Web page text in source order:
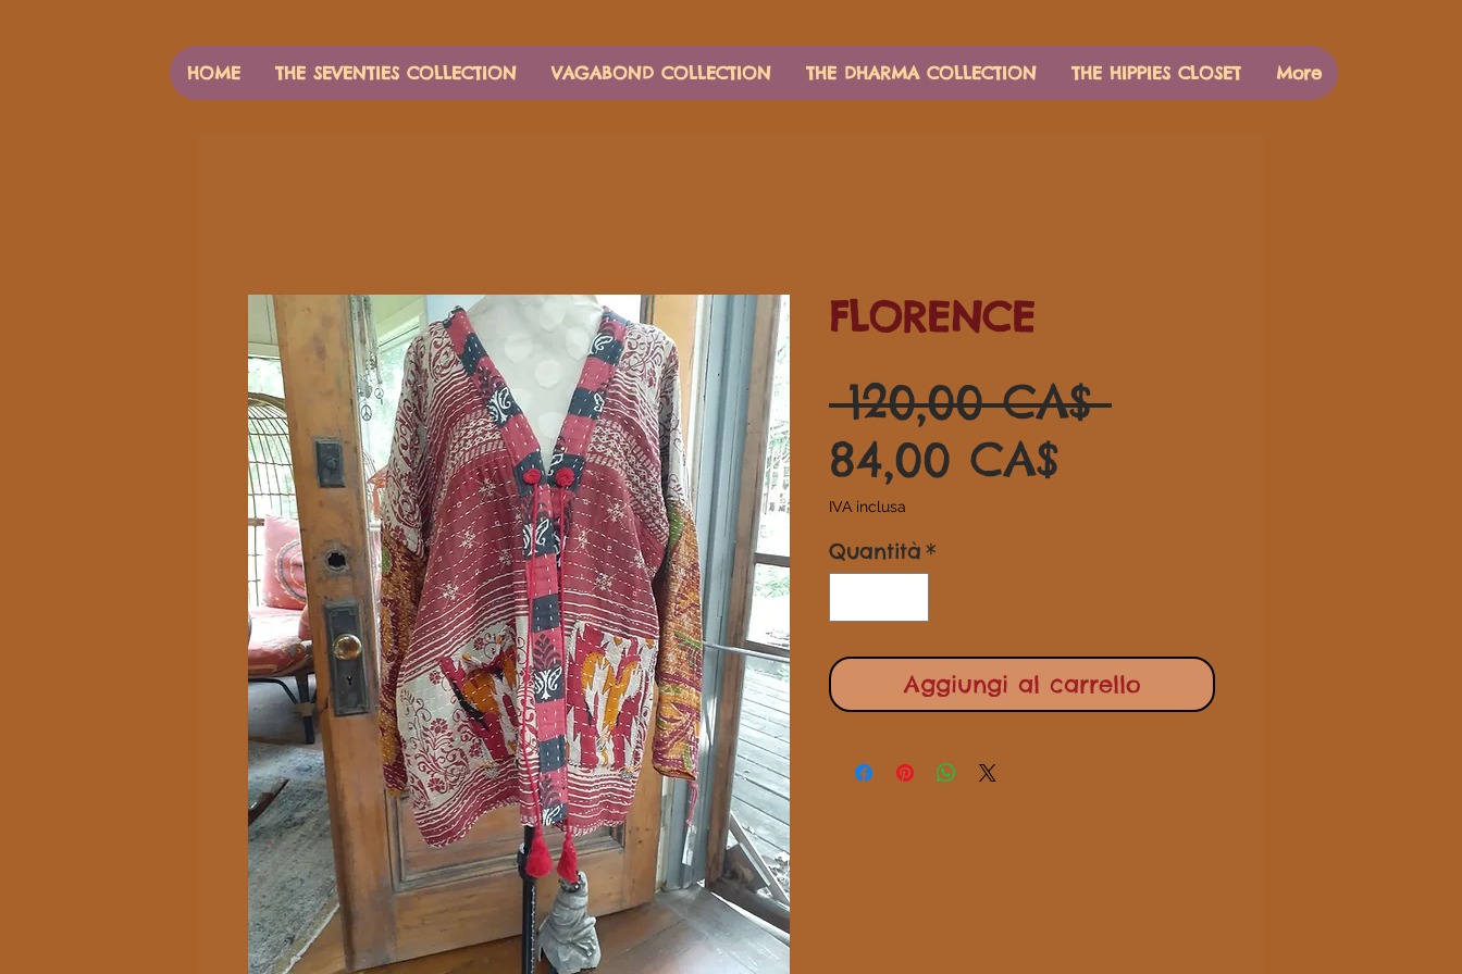
HOME THE SEVENTIES COLLECTION VAGABOND COLLECTION THE DHARMA COLLECTION THE HIPPIES CLOSET More
FLORENCE
120,00 CA$ Prezzo
84,00 CA$
IVA inclusa
Quantità *
Aggiungi al carrello